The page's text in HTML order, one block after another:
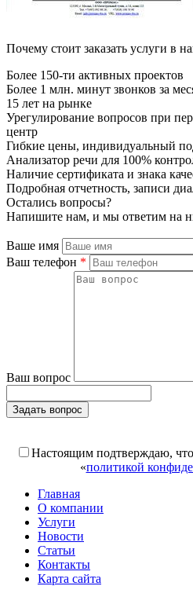
Почему стоит заказать услуги в
Более 150-ти активных проектов
Более 1 млн. минут звонков за
15 лет на рынке
Урегулирование вопросов при
центр
Гибкие цены, индивидуальный
Анализатор речи для 100%
Наличие сертификата и знака
Подробная отчетность, записи
Остались вопросы?
Напишите нам, и мы ответим на
Ваше имя
Ваш телефон *
Ваш вопрос
Задать вопрос
Настоящим подтверждаю, что
«политикой
Главная
О компании
Услуги
Новости
Статьи
Контакты
Карта сайта